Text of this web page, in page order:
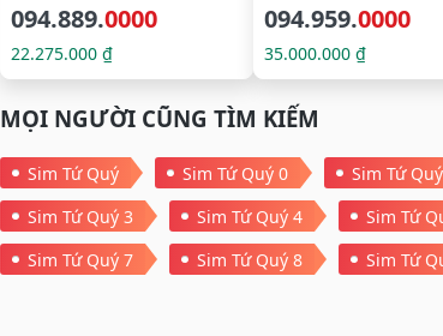
094.889.0000
22.275.000 ₫
094.959.0000
35.000.000 ₫
MỌI NGƯỜI CŨNG TÌM KIẾM
Sim Tứ Quý Sim Tứ Quý 0 Sim Tứ
Sim Tứ Quý 3
Sim Tứ Quý 4 Sim Tứ
Sim Tứ Quý 7
Sim Tứ Quý 8 Sim Tứ